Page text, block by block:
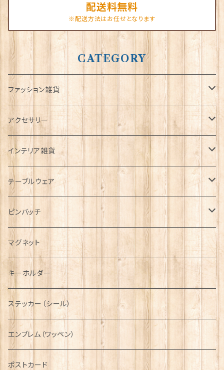
配送料無料
※配送方法はお任せとなります
CATEGORY
ファッション雑貨
タータンネクタイ
帽子
キャップ
ハンチング帽
キャスケット
ディアストーカー
ニット帽
Tシャツ
マフラー
タータン【Bronte by Moon】
タータン【Glencroft】
ボタンラップマフラー【Aran Traditions】
サッシュ
スカーフ
ファッションマスク
アクセサリー
ORTAK
ブローチ
ペンダント
チャーム
その他のアクセサリー
インテリア雑貨
インテリア置物
ラブスプーン
ラブスプーン【SION LLEWELLYN】
ラブスプーン【PAUL CURTIS】
ファブリック
テーブルウェア
ティータオル
ペーパーナプキン
ティーコジー
その他テーブルウェア
ピンバッチ
ジェネラルデザイン
乗り物
動物＆植物
国旗＆紋章
ミリタリー
NAVY
AIRFORCE
ARMY
ピューター
マグネット
キーホルダー
ステッカー（シール）
エンブレム（ワッペン）
ポストカード